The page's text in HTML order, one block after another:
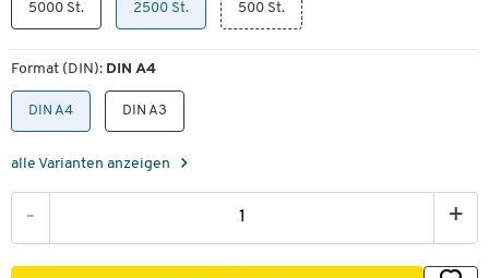
5000 St. 2500 St. 500 St.
Format (DIN): DIN A4
DIN A4 DIN A3
alle Varianten anzeigen
- +